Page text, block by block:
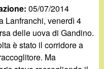
05/07/2014
Lanfranchi, venerdì 4
delle uova di Gandino.
è stato il corridore a
Ma